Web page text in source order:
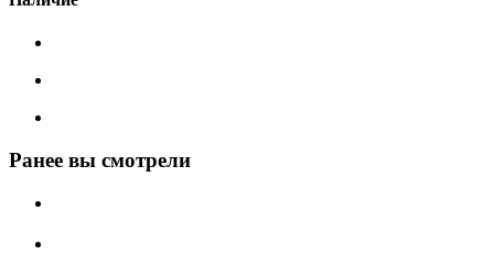
Ранее вы смотрели